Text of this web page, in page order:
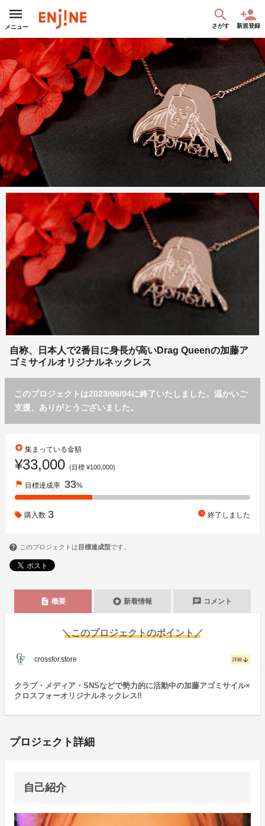
メニュー さがす 新規登録
自称、日本人で2番目に身長が高いDrag Queenの加藤ア
ゴミサイルオリジナルネックレス
このプロジェクトは2023/06/04に終了いたしました。温かいご
支援、ありがとうございました。
stars 集まっている金額
¥33,000 (目標 ¥100,000)
flag 目標達成率 33%
購入数 3 watch_later 終了しました
このプロジェクトは 目標達成型です。
description 概要 stars 新着情報 chat コメント
＼このプロジェクトのポイント／
crossfor.store 詳細 arrow_downward
クラブ・メディア・SNSなどで勢力的に活動中の加藤アゴミサイル×
クロスフォーオリジナルネックレス‼
プロジェクト詳細
自己紹介